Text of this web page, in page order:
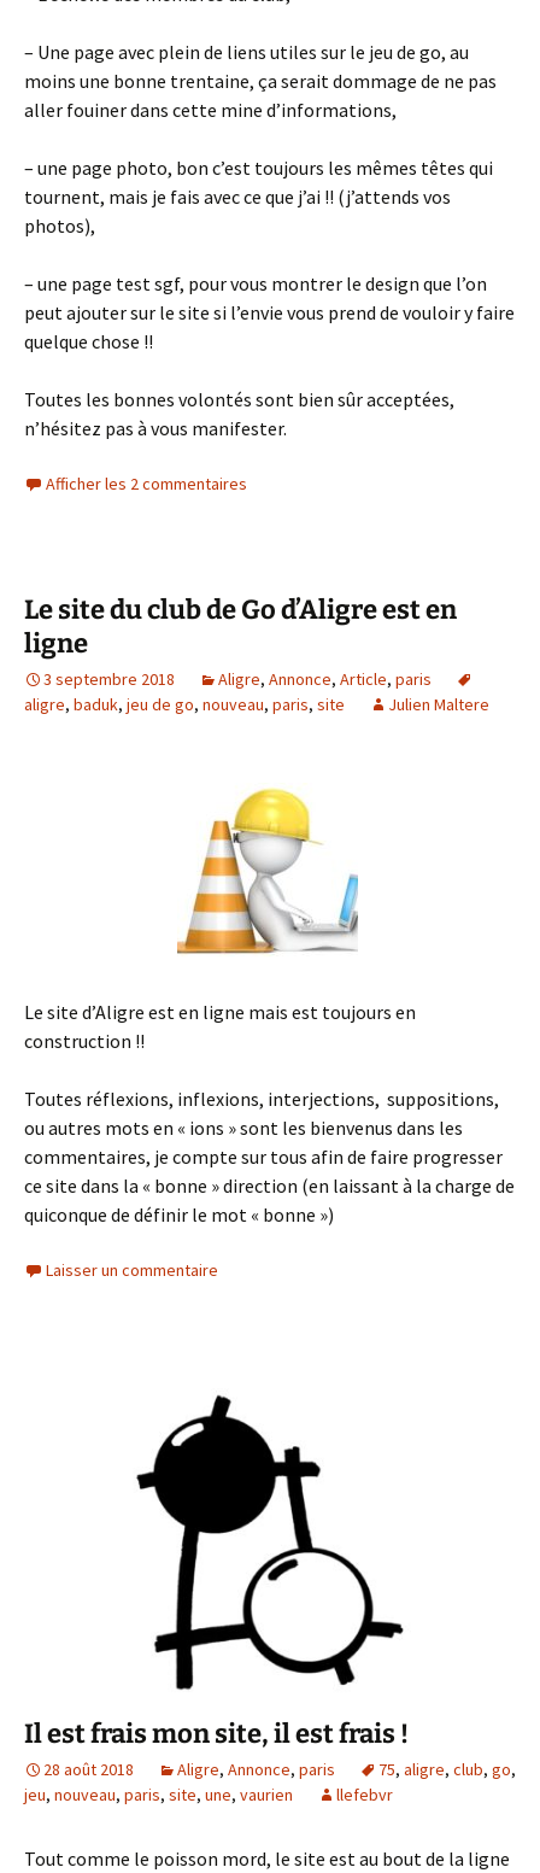
– Une page avec plein de liens utiles sur le jeu de go, au
moins une bonne trentaine, ça serait dommage de ne pas
aller fouiner dans cette mine d’informations,
– une page photo, bon c’est toujours les mêmes têtes qui
tournent, mais je fais avec ce que j’ai !! (j’attends vos
photos),
– une page test sgf, pour vous montrer le design que l’on
peut ajouter sur le site si l’envie vous prend de vouloir y faire
quelque chose !!
Toutes les bonnes volontés sont bien sûr acceptées,
n’hésitez pas à vous manifester.
Afficher les 2 commentaires
Le site du club de Go d’Aligre est en
ligne
3 septembre 2018 Aligre, Annonce, Article, paris
aligre, baduk, jeu de go, nouveau, paris, site Julien Maltere
Le site d’Aligre est en ligne mais est toujours en
construction !!
Toutes réflexions, inflexions, interjections, suppositions,
ou autres mots en « ions » sont les bienvenus dans les
commentaires, je compte sur tous afin de faire progresser
ce site dans la « bonne » direction (en laissant à la charge de
quiconque de définir le mot « bonne »)
Laisser un commentaire
Il est frais mon site, il est frais !
28 août 2018 Aligre, Annonce, paris 75, aligre, club, go,
jeu, nouveau, paris, site, une, vaurien llefebvr
Tout comme le poisson mord, le site est au bout de la ligne